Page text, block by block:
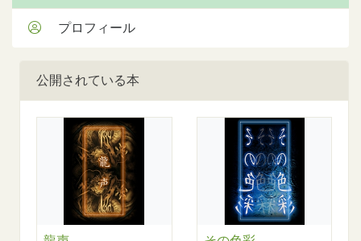
公開されている本
プロフィール